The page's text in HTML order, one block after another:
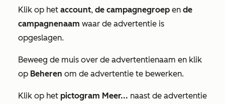
Klik op het account, de campagnegroep en de
campagnenaam waar de advertentie is
opgeslagen.
Beweeg de muis over de advertentienaam en klik
op Beheren om de advertentie te bewerken.
Klik op het pictogram Meer... naast de advertentie